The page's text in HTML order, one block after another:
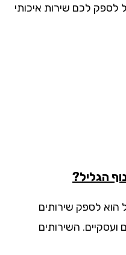
לכם שירות איכותי
לספק שירותים
השירותים